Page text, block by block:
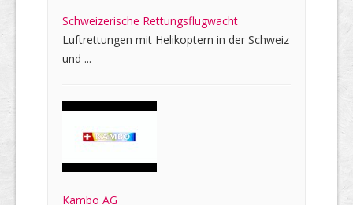
Schweizerische Rettungsflugwacht
Luftrettungen mit Helikoptern in der Schweiz
und ...
Kambo AG